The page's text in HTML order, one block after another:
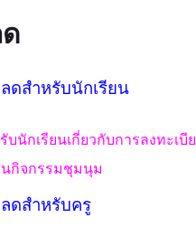
ดสำหรับนักเรียน
บนักเรียนเกี่ยวกับการลงทะเ
นกิจกรรมชุมนุม
ดสำหรับครู